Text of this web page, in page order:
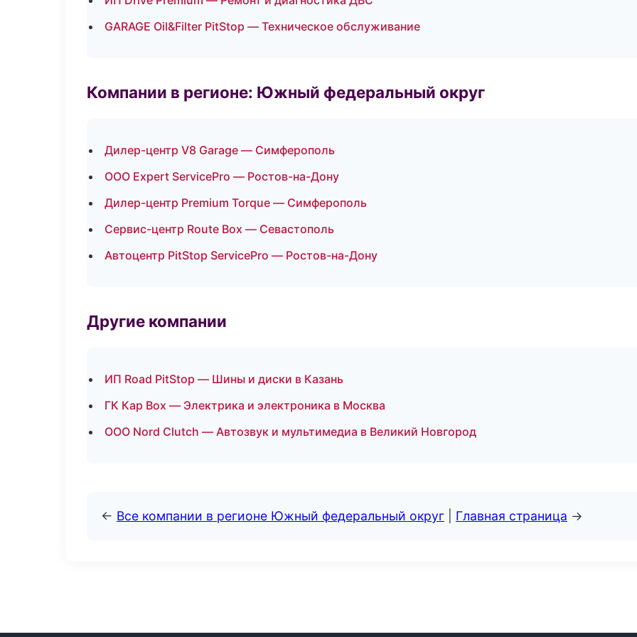
GARAGE Oil&Filter PitStop — Техническое обслуживание
Компании в регионе: Южный федеральный округ
Дилер-центр V8 Garage — Симферополь
ООО Expert ServicePro — Ростов-на-Дону
Дилер-центр Premium Torque — Симферополь
Сервис-центр Route Box — Севастополь
Автоцентр PitStop ServicePro — Ростов-на-Дону
Другие компании
ИП Road PitStop — Шины и диски в Казань
ГК Кар Box — Электрика и электроника в Москва
ООО Nord Clutch — Автозвук и мультимедиа в Великий Новгород
← Все компании в регионе Южный федеральный округ Главная страница →